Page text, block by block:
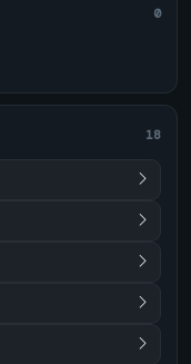
0
18